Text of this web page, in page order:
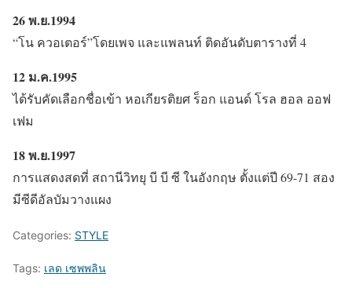
26 พ.ย.1994
“โน ควอเตอร์”โดยเพจ และแพลนท์ ติดอันดับตารางที่ 4
12 ม.ค.1995
ได้รับคัดเลือกชื่อเข้า หอเกียรติยศ ร็อก แอนด์ โรล ฮอล ออฟ
เฟม
18 พ.ย.1997
การแสดงสดที่ สถานีวิทยุ บี บี ซี ในอังกฤษ ตั้งแต่ปี 69-71 สอง
มีซีดีอัลบัมวางแผง
Categories: STYLE
Tags: เลด เซพพลิน